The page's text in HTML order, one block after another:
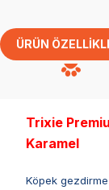
ÜRÜN
Trixie
Karamel
Köpek gezdirme